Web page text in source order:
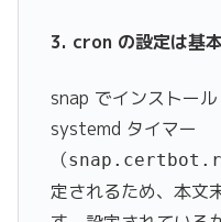
3. cron の設定は基
snap でインストー
systemd タイマー
（
定されるため、本文